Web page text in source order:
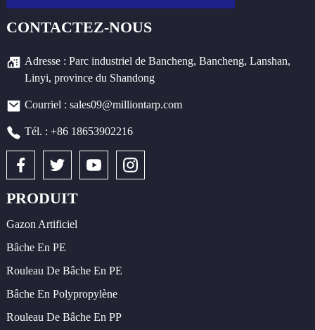
CONTACTEZ-NOUS
Adresse : Parc industriel de Bancheng, Bancheng, Lanshan,
Linyi, province du Shandong
Courriel : sales09@milliontarp.com
Tél. : +86 18653902216
PRODUIT
Gazon Artificiel
Bâche En PE
Rouleau De Bâche En PE
Bâche En Polypropylène
Rouleau De Bâche En PP